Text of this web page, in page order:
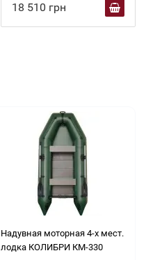
18 510 грн
Надувная моторная 4-х мест.
лодка КОЛИБРИ КМ-330